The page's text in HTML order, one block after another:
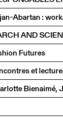
AND
Futures
et
Bienaimé,